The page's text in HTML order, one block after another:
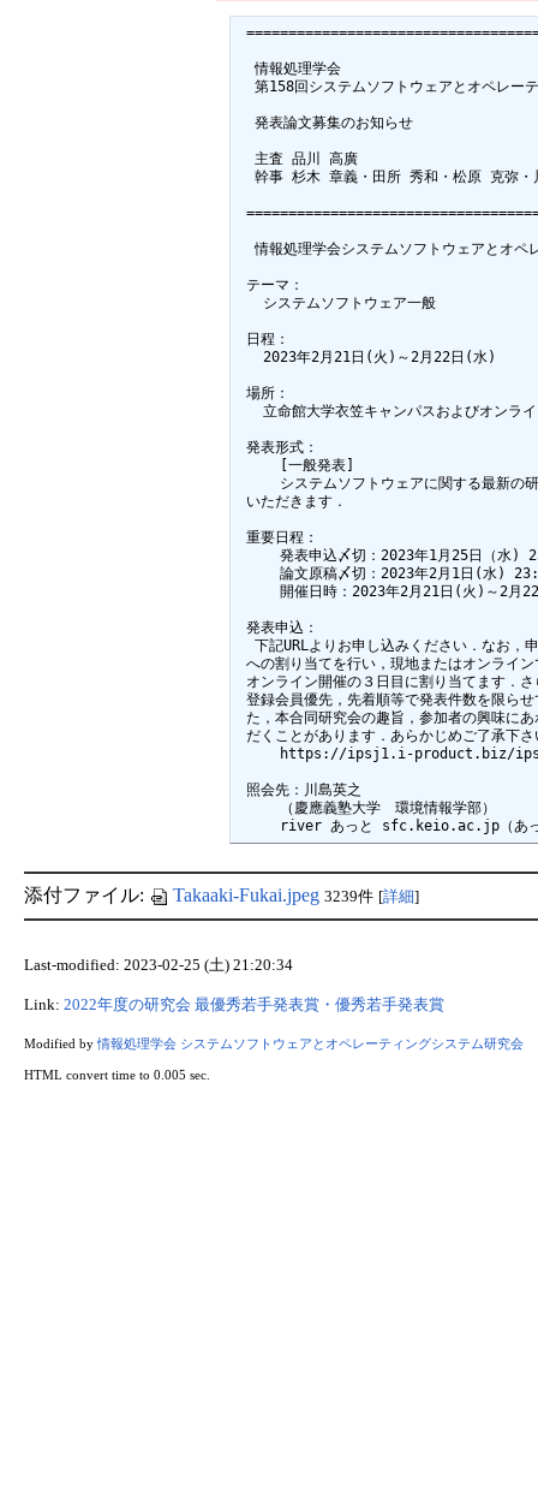
  情報処理学会
第158回システムソフトウェアとオペレー
  発表論文募集のお知らせ
  主査 品川 高廣
幹事 杉木 章義・田所 秀和・松原 克弥・
情報処理学会システムソフトウェアとオ
テーマ：
   システムソフトウェア一般
日程：
   2023年2月21日(火)～2月22日(水)
場所：
立命館大学衣笠キャンパスおよびオンラ
発表形式：
     [一般発表]
システムソフトウェアに関する最新の
いただきます．
重要日程：
発表申込〆切：2023年1月25日（水)
論文原稿〆切：2023年2月1日(水)
開催日時：2023年2月21日(火)～2月
発表申込：
下記URLよりお申し込みください．なお，
への割り当てを行い，現地またはオンライ
オンライン開催の３日目に割り当てます．
登録会員優先，先着順等で発表件数を限ら
た，本合同研究会の趣旨，参加者の興味に
だくことがあります．あらかじめご了承下さ
https://ipsj1.i-product.biz/
照会先：川島英之
     （慶應義塾大学　環境情報学部）
river あっと sfc.keio.ac.jp（あ
添付ファイル: Takaaki-Fukai.jpeg 3239件 [詳細]
Last-modified: 2023-02-25 (土) 21:20:34
Link: 2022年度の研究会 最優秀若手発表賞・優秀若手発表賞
Modified by情報処理学会 システムソフトウェアとオペレーティングシステム研究会
HTML convert time to 0.005 sec.